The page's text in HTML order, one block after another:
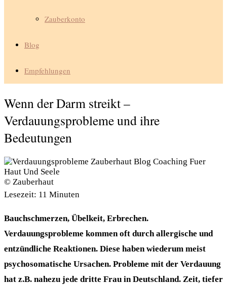
Zauberkonto
Blog
Empfehlungen
Wenn der Darm streikt –
Verdauungsprobleme und ihre
Bedeutungen
© Zauberhaut
Lesezeit: 11 Minuten
Bauchschmerzen, Übelkeit, Erbrechen.
Verdauungsprobleme kommen oft durch allergische und
entzündliche Reaktionen. Diese haben wiederum meist
psychosomatische Ursachen. Probleme mit der Verdauung
hat z.B. nahezu jede dritte Frau in Deutschland. Zeit, tiefer